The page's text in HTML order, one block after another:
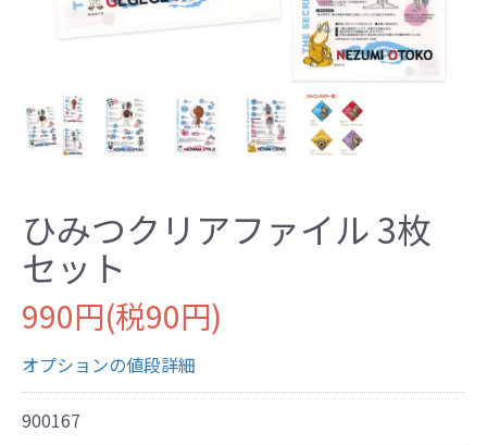
ひみつクリアファイル 3枚
セット
990円(税90円)
オプションの値段詳細
900167